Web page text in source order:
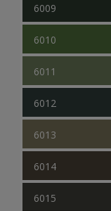
6009
6010
6011
6012
6013
6014
6015